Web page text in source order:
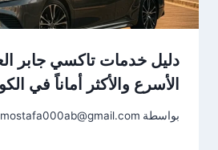
دليل خدمات تاكسي جابر
الأسرع والأكثر أماناً في
بواسطة mostafa000ab@gmail.com